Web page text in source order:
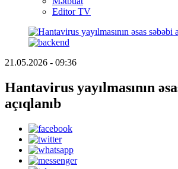
Editor TV
21.05.2026 - 09:36
Hantavirus yayılmasının
açıqlanıb